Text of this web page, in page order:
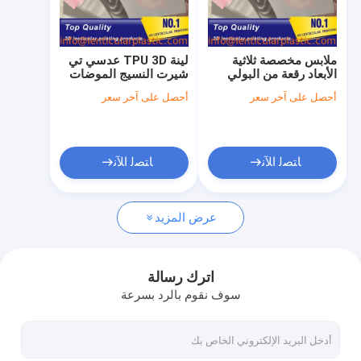
جولة في المعمل
مراقبة الجودة
اتصل بنا
اطلب اقتباس
40 LPI 2MM مواد ورقة عدسية
لينة TPU 3D عدسي تي
شيرت النسيج الموضات
عدسي الوجه الطباعة
عدسي لحقائب الملابس
أحصل على آخر سعر
ﺎﺘﺼﻟ ﺍﻶﻧ
ملابس مخصصة ثلاثية
الأبعاد رقعة من البولي
يوريثان الحراري من فليب
تأثيرات تصميم عدسي
أحصل على آخر سعر
ﺎﺘﺼﻟ ﺍﻶﻧ
عرض المزيد
اترك رسالة
سوف نقوم بالرد بسرعة